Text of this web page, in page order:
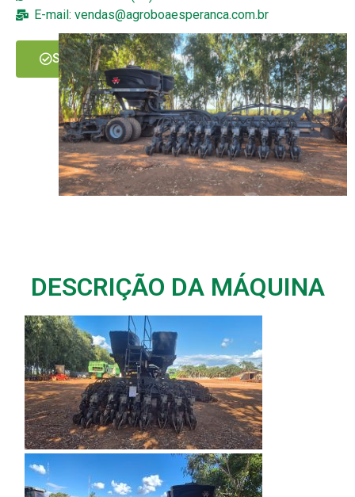
E-mail: vendas@agroboaesperanca.com.br
SOLICITAR MAIS INFORMAÇÕES
DESCRIÇÃO DA MÁQUINA